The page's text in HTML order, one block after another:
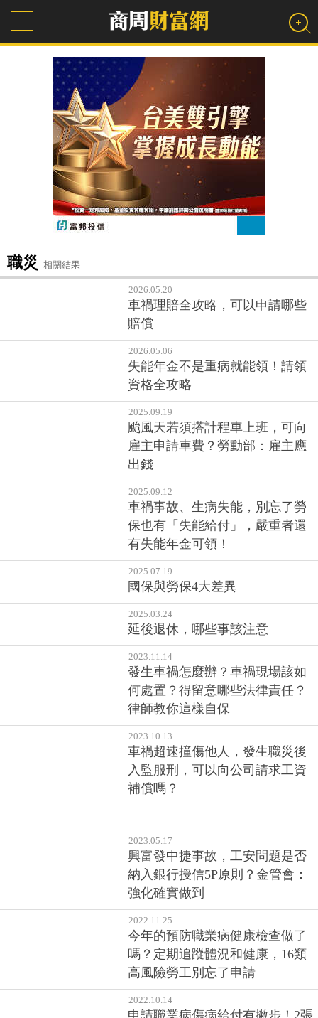
職災 相關結果
2026.05.20
車禍理賠全攻略，可以申請哪些
賠償
2026.05.06
失能年金不是重病就能領！請領
資格全攻略
2025.09.19
颱風天若須搭計程車上班，可向
雇主申請車費？勞動部：雇主應
出錢
2025.09.12
車禍事故、生病失能，別忘了勞
保也有「失能給付」，嚴重者還
有失能年金可領！
2025.07.19
國保與勞保4大差異
2025.03.24
延後退休，哪些事該注意
2023.11.14
發生車禍怎麼辦？車禍現場該如
何處置？得留意哪些法律責任？
律師教你這樣自保
2023.10.13
車禍超速撞傷他人，發生職災後
入監服刑，可以向公司請求工資
補償嗎？
2023.05.17
興富發中捷事故，工安問題是否
納入銀行授信5P原則？金管會：
強化確實做到
2022.11.25
今年的預防職業病健康檢查做了
嗎？定期追蹤體況和健康，16類
高風險勞工別忘了申請
2022.10.14
申請職業病傷病給付有撇步！2張